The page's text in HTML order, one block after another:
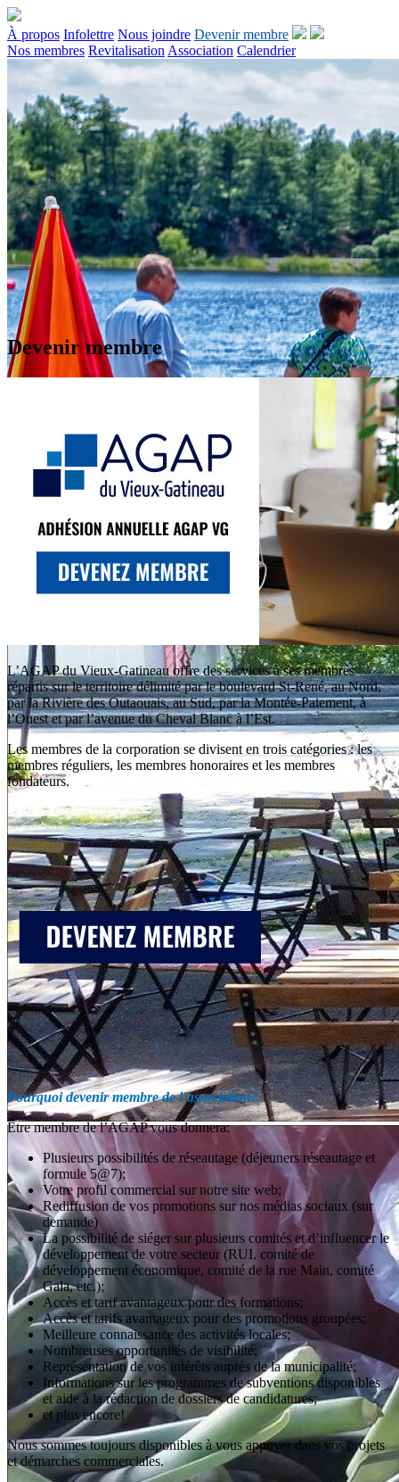
À propos Infolettre Nous joindre Devenir membre
Nos membres Revitalisation Association Calendrier
Devenir membre
L’AGAP du Vieux-Gatineau offre des services à ses membres
répartis sur le territoire délimité par le boulevard St-René, au Nord,
par la Rivière des Outaouais, au Sud, par la Montée-Paiement, à
l’Ouest et par l’avenue du Cheval Blanc à l’Est.
Les membres de la corporation se divisent en trois catégories : les
membres réguliers, les membres honoraires et les membres
fondateurs.
Pourquoi devenir membre de l’association?
Être membre de l’AGAP vous donnera:
Plusieurs possibilités de réseautage (déjeuners réseautage et
formule 5@7);
Votre profil commercial sur notre site web;
Rediffusion de vos promotions sur nos médias sociaux (sur
demande)
La possibilité de siéger sur plusieurs comités et d’influencer le
développement de votre secteur (RUI, comité de
développement économique, comité de la rue Main, comité
Gala, etc.);
Accès et tarif avantageux pour des formations;
Accès et tarifs avantageux pour des promotions groupées;
Meilleure connaissance des activités locales;
Nombreuses opportunités de visibilité;
Représentation de vos intérêts auprès de la municipalité;
Informations sur les programmes de subventions disponibles
et aide à la rédaction de dossiers de candidatures;
et plus encore!
Nous sommes toujours disponibles à vous appuyer dans vos projets
et démarches commerciales.